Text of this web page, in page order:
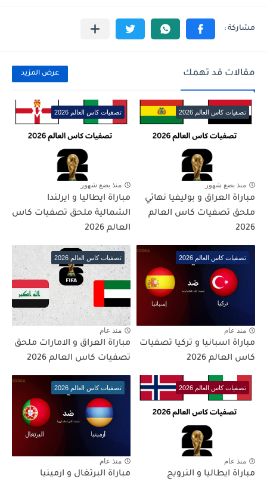
مقالات قد تهمك عرض المزيد
تصفيات كاس العالم 2026
منذ بضع شهور
مباراة العراق و بوليفيا نهائي
ملحق تصفيات كاس العالم
2026
تصفيات كاس العالم 2026
منذ بضع شهور
مباراة ايطاليا و ايرلندا
الشمالية ملحق تصفيات كاس
العالم 2026
تصفيات كاس العالم 2026
منذ عام
مباراة اسبانيا و تركيا تصفيات
كاس العالم 2026
تصفيات كاس العالم 2026
منذ عام
مباراة العراق و الامارات ملحق
تصفيات كاس العالم 2026
تصفيات كاس العالم 2026
منذ عام
مباراة ايطاليا و النرويج
تصفيات كاس العالم 2026
منذ عام
مباراة البرتغال و ارمينيا